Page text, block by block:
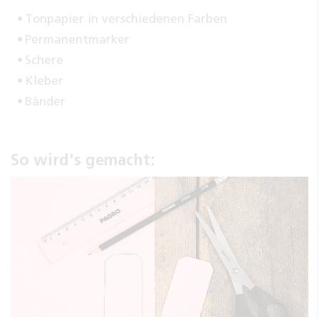
Tonpapier in verschiedenen Farben
Permanentmarker
Schere
Kleber
Bänder
So wird's gemacht: